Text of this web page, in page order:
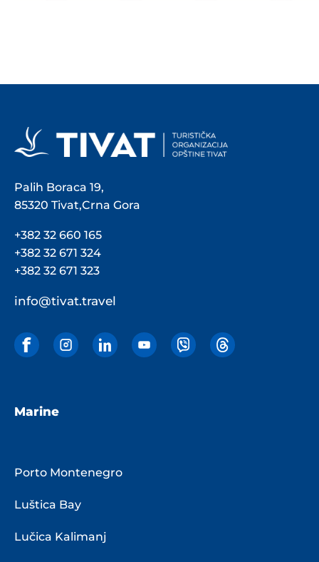
Palih Boraca 19,
85320 Tivat,Crna Gora
+382 32 660 165
+382 32 671 324
+382 32 671 323
info@tivat.travel
Marine
Porto Montenegro
Luštica Bay
Lučica Kalimanj